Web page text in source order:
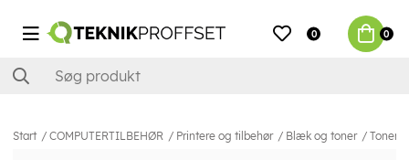
0 0
Start COMPUTERTILBEHØR Printere og tilbehør Blæk og toner Toner